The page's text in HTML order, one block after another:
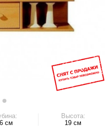
см
Высота:
19 см